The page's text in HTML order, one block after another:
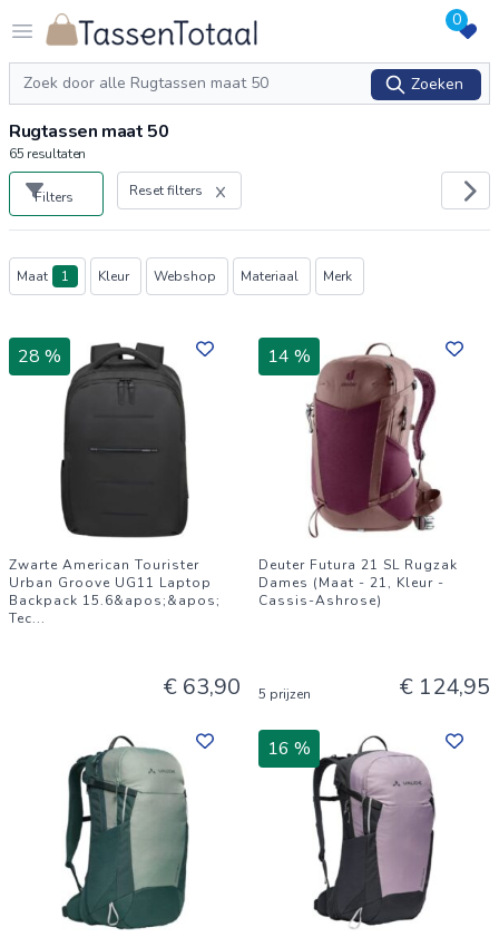
Open menu
Logo Tassentotaal.nl 0
Zoeken
Zoeken
Rugtassen maat 50
65 resultaten
Filters Reset filters
Producten
Maat 1 Kleur Webshop Materiaal Merk
28 %
Zwarte American Tourister
Urban Groove UG11 Laptop
Backpack 15.6&apos;&apos;
Tec...
€ 63,90
14 %
Deuter Futura 21 SL Rugzak
Dames (Maat - 21, Kleur -
Cassis-Ashrose)
5 prijzen € 124,95
16 %